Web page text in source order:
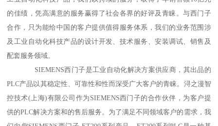
的佳绩，凭高满意的服务赢得了社会各界的好评及青睐。与西门子
合作，只为能给中国的客户提供值得服务体系，我们的业务范围涉
及工业自动化科技产品的设计开发、技术服务、安装调试、销售及
配套服务领域。
SIEMENS西门子是工业自动化解决方案供应商，其出品的
PLC产品以其稳定性、可靠性和性而深受广大客户的青睐。浔之漫智
控技术(上海)有限公司作为SIEMENS西门子的合作伙伴，为客户提
供的PLC解决方案和的售后服务。为了满足不同领域客户的需求，我